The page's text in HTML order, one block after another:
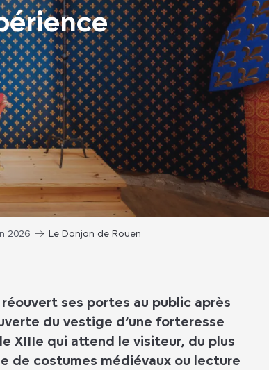
2026 Le Donjon de Rouen
ses portes au public après
du vestige d’une forteresse
XIIIe qui attend le visiteur, du plus
de costumes médiévaux ou lecture